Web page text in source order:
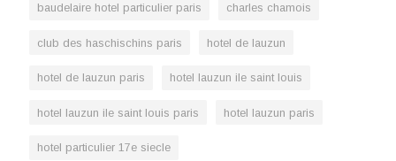
baudelaire hotel particulier paris charles chamois
club des haschischins paris hotel de lauzun
hotel de lauzun paris hotel lauzun ile saint louis
hotel lauzun ile saint louis paris hotel lauzun paris
hotel particulier 17e siecle